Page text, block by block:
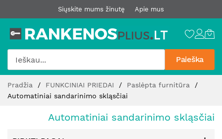
Siųskite mums žinutę Apie mus
Paieška
Pereiti
prie
turinio
Pradžia FUNKCINIAI PRIEDAI
Paslėpta furnitūra
Automatiniai sandarinimo skląsčiai
Automatiniai sandarinimo skląsčiai